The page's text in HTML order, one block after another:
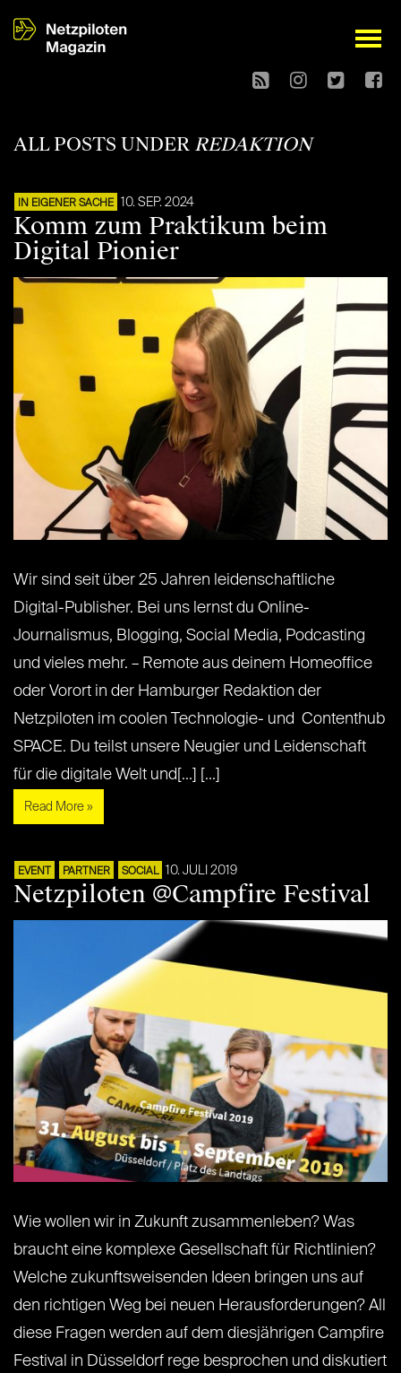
open
ALL POSTS UNDER REDAKTION
IN EIGENER SACHE 10. SEP. 2024
Komm zum Praktikum beim
Digital Pionier
Wir sind seit über 25 Jahren leidenschaftliche
Digital-Publisher. Bei uns lernst du Online-
Journalismus, Blogging, Social Media, Podcasting
und vieles mehr. – Remote aus deinem Homeoffice
oder Vorort in der Hamburger Redaktion der
Netzpiloten im coolen Technologie- und Contenthub
SPACE. Du teilst unsere Neugier und Leidenschaft
für die digitale Welt und[...] [...]
Read More »
EVENT PARTNER SOCIAL 10. JULI 2019
Netzpiloten @Campfire Festival
Wie wollen wir in Zukunft zusammenleben? Was
braucht eine komplexe Gesellschaft für Richtlinien?
Welche zukunftsweisenden Ideen bringen uns auf
den richtigen Weg bei neuen Herausforderungen? All
diese Fragen werden auf dem diesjährigen Campfire
Festival in Düsseldorf rege besprochen und diskutiert